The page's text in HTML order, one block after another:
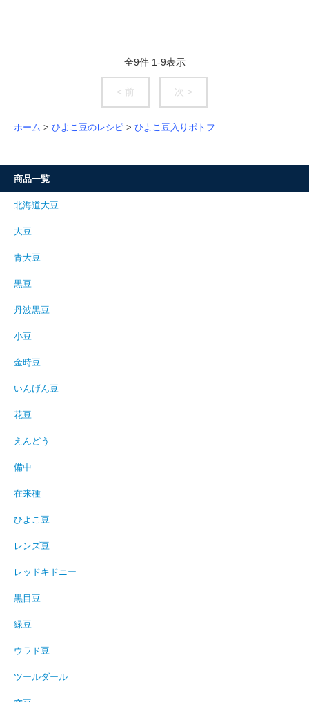
全9件 1-9表示
< 前 次 >
ホーム > ひよこ豆のレシピ > ひよこ豆入りポトフ
商品一覧
北海道大豆
大豆
青大豆
黒豆
丹波黒豆
小豆
金時豆
いんげん豆
花豆
えんどう
備中
在来種
ひよこ豆
レンズ豆
レッドキドニー
黒目豆
緑豆
ウラド豆
ツールダール